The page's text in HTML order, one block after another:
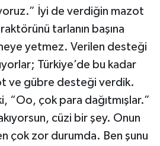
İyi de verdiğin mazot
tarlanın başına
yetmez. Verilen desteği
Türkiye’de bu kadar
ve gübre desteği verdik.
“Oo, çok para dağıtmışlar.”
cüzi bir şey. Onun
çok zor durumda. Ben şunu